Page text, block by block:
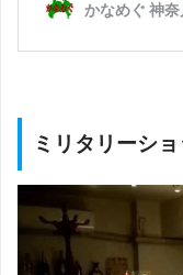
ミリタリーシ